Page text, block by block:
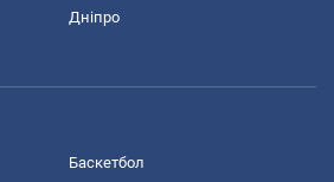
Дніпро
Баскетбол